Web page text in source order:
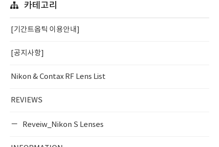
카테고리
[기간트옵틱 이용안내]
[공지사항]
Nikon & Contax RF Lens List
REVIEWS
Reveiw_Nikon S Lenses